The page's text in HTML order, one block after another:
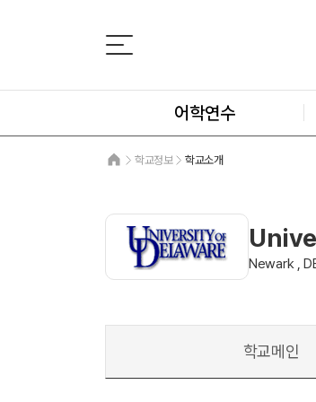
어학연수
학교정보 학교소개
Newark ,
학교메인